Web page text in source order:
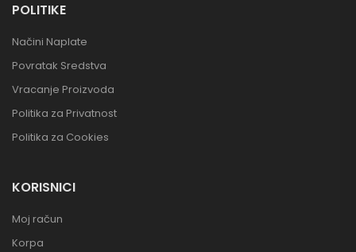
POLITIKE
Načini Naplate
Povratak Sredstva
Vracanje Proizvoda
Politika za Privatnost
Politika za Cookies
KORISNICI
Moj račun
Korpa